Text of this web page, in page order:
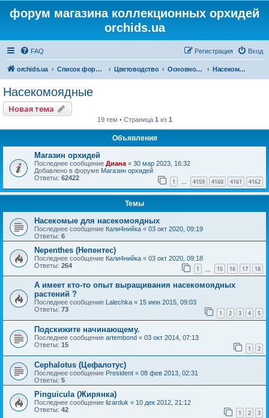
форум магазина коллекционных орхидей
orchids.ua
FAQ Вход
Регистрация
orchids.ua Список форумов Цветоводство Основной форум Насекомоядные
Насекомоядные
Новая тема
19 тем • Страница 1 из 1
Объявления
Магазин орхидей
Последнее сообщение Диана « 30 мар 2023, 16:32
Добавлено в форуме Магазин орхидей
Ответы: 62422 1 … 4159 4160 4161 4162
Темы
Насекомые для насекомоядных
Последнее сообщение Кали4нийка « 03 окт 2020, 09:19
Ответы: 6
Nepenthes (Непентес)
Последнее сообщение Кали4нийка « 03 окт 2020, 09:18
Ответы: 264 1 15 16 17 18
А имеет кто-то опыт выращивания насекомоядных
растений ?
Последнее сообщение Lalechka « 15 июн 2015, 09:03
Ответы: 73 1 2 3 4 5
Подскижите начинающему.
Последнее сообщение artembond « 03 окт 2014, 07:13
Ответы: 15 1 2
Cephalotus (Цефалотус)
Последнее сообщение President « 08 фев 2013, 02:31
Ответы: 5
Pinguicula (Жирянка)
Последнее сообщение lizarduk « 10 дек 2012, 21:12
Ответы: 42 1 2 3